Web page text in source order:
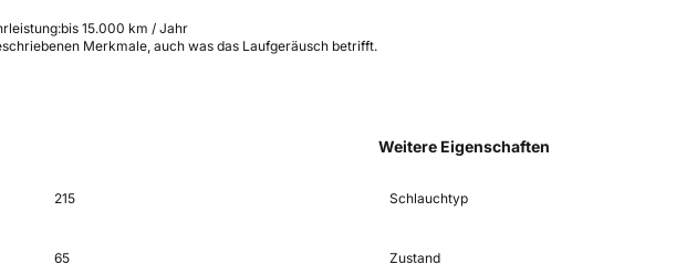
bis 15.000 km / Jahr
Merkmale, auch was das Laufgeräusch betrifft.
215
65
Weitere Eigenschaften
Schlauchtyp
Zustand